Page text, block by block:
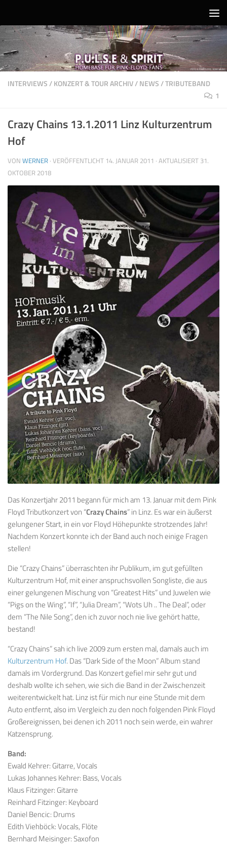
INTERVIEWS/KONZERT & TOUR ARCHIV/NEWS/TRIBUTEBAND
1
Crazy Chains 13.1.2011 Linz Kulturzentrum
Hof
VON WERNER · VERÖFFENTLICHT 14. JANUAR 2011 · AKTUALISIERT 31.
OKTOBER 2018
Das Konzertjahr 2011 begann für mich am 13. Januar mit dem Pink
Floyd Tributkonzert von “Crazy Chains” in Linz. Es war ein äußerst
gelungener Start, in ein vor Floyd Höhepunkte strotzendes Jahr!
Nachdem Konzert konnte ich der Band auch noch einige Fragen
stellen!
Die “Crazy Chains” überraschten ihr Publikum, im gut gefüllten
Kulturzentrum Hof, mit einer anspruchsvollen Songliste, die aus
einer gelungenen Mischung von “Greatest Hits” und Juwelen wie
“Pigs on the Wing”, “If”, “Julia Dream”, “Wots Uh .. The Deal”, oder
dem “The Nile Song”, den ich zuvor noch nie live gehört hatte,
bestand!
“Crazy Chains” sah ich live 2009 zum ersten mal, damals auch im
Kulturzentrum Hof. Das “Dark Side of the Moon” Album stand
damals im Vordergrund. Das Konzert gefiel mir sehr gut und
deshalb wollte ich sehen, wie sich die Band in der Zwischenzeit
weiterentwickelt hat. Linz ist für mich nur eine Stunde mit dem
Auto entfernt, also im Vergleich zu den noch folgenden Pink Floyd
Großereignissen, bei denen ich 2011 noch sein werde, ein wahrer
Katzensprung.
Band:
Ewald Kehrer: Gitarre, Vocals
Lukas Johannes Kehrer: Bass, Vocals
Klaus Fitzinger: Gitarre
Reinhard Fitzinger: Keyboard
Daniel Bencic: Drums
Edith Viehböck: Vocals, Flöte
Bernhard Meisinger: Saxofon